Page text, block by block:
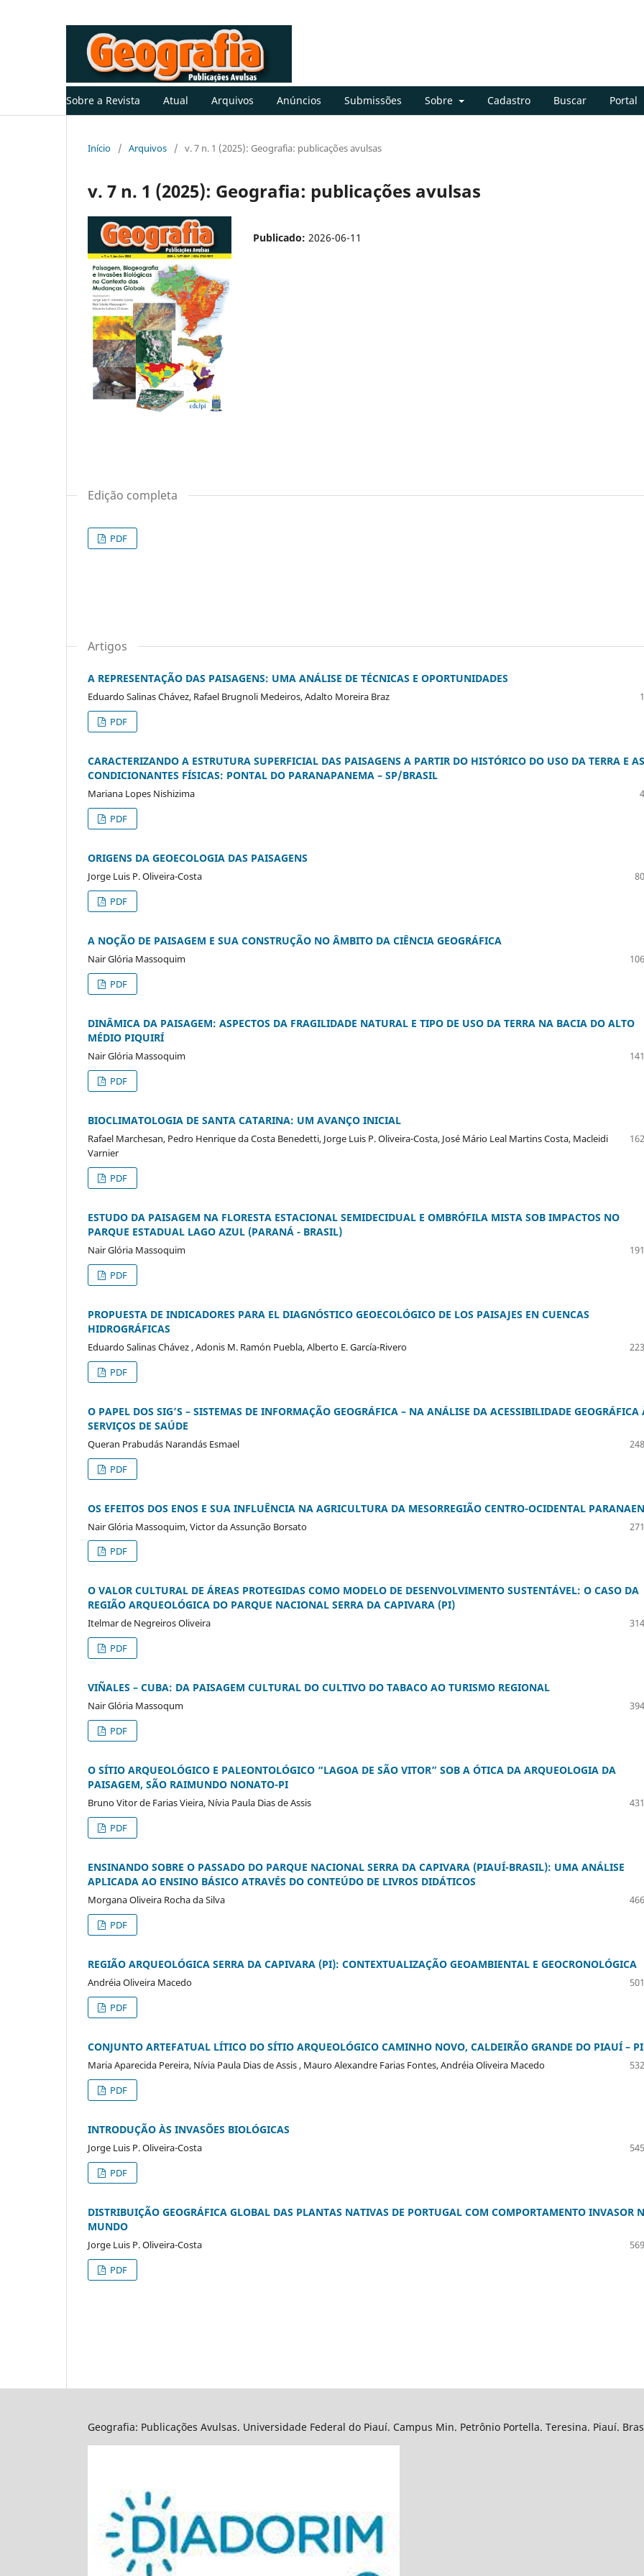
Sobre a Revista Atual Arquivos Anúncios Submissões Sobre Cadastro Buscar Portal
Início / Arquivos / v. 7 n. 1 (2025): Geografia: publicações avulsas
v. 7 n. 1 (2025): Geografia: publicações avulsas
Publicado: 2026-06-11
Edição completa
PDF
Artigos
A REPRESENTAÇÃO DAS PAISAGENS: UMA ANÁLISE DE TÉCNICAS E OPORTUNIDADES
Eduardo Salinas Chávez, Rafael Brugnoli Medeiros, Adalto Moreira Braz
PDF
CARACTERIZANDO A ESTRUTURA SUPERFICIAL DAS PAISAGENS A PARTIR DO HISTÓRICO DO USO DA TERRA E AS
CONDICIONANTES FÍSICAS: PONTAL DO PARANAPANEMA – SP/BRASIL
Mariana Lopes Nishizima
PDF
ORIGENS DA GEOECOLOGIA DAS PAISAGENS
Jorge Luis P. Oliveira-Costa
PDF
A NOÇÃO DE PAISAGEM E SUA CONSTRUÇÃO NO ÂMBITO DA CIÊNCIA GEOGRÁFICA
Nair Glória Massoquim
PDF
DINÂMICA DA PAISAGEM: ASPECTOS DA FRAGILIDADE NATURAL E TIPO DE USO DA TERRA NA BACIA DO ALTO
MÉDIO PIQUIRÍ
Nair Glória Massoquim
PDF
BIOCLIMATOLOGIA DE SANTA CATARINA: UM AVANÇO INICIAL
Rafael Marchesan, Pedro Henrique da Costa Benedetti, Jorge Luis P. Oliveira-Costa, José Mário Leal Martins Costa, Macleidi
Varnier
PDF
ESTUDO DA PAISAGEM NA FLORESTA ESTACIONAL SEMIDECIDUAL E OMBRÓFILA MISTA SOB IMPACTOS NO
PARQUE ESTADUAL LAGO AZUL (PARANÁ - BRASIL)
Nair Glória Massoquim
PDF
PROPUESTA DE INDICADORES PARA EL DIAGNÓSTICO GEOECOLÓGICO DE LOS PAISAJES EN CUENCAS
HIDROGRÁFICAS
Eduardo Salinas Chávez , Adonis M. Ramón Puebla, Alberto E. García-Rivero
PDF
O PAPEL DOS SIG’S – SISTEMAS DE INFORMAÇÃO GEOGRÁFICA – NA ANÁLISE DA ACESSIBILIDADE GEOGRÁFICA
SERVIÇOS DE SAÚDE
Queran Prabudás Narandás Esmael
PDF
OS EFEITOS DOS ENOS E SUA INFLUÊNCIA NA AGRICULTURA DA MESORREGIÃO CENTRO-OCIDENTAL
Nair Glória Massoquim, Victor da Assunção Borsato
PDF
O VALOR CULTURAL DE ÁREAS PROTEGIDAS COMO MODELO DE DESENVOLVIMENTO SUSTENTÁVEL: O CASO DA
REGIÃO ARQUEOLÓGICA DO PARQUE NACIONAL SERRA DA CAPIVARA (PI)
Itelmar de Negreiros Oliveira
PDF
VIÑALES – CUBA: DA PAISAGEM CULTURAL DO CULTIVO DO TABACO AO TURISMO REGIONAL
Nair Glória Massoqum
PDF
O SÍTIO ARQUEOLÓGICO E PALEONTOLÓGICO “LAGOA DE SÃO VITOR” SOB A ÓTICA DA ARQUEOLOGIA DA
PAISAGEM, SÃO RAIMUNDO NONATO-PI
Bruno Vitor de Farias Vieira, Nívia Paula Dias de Assis
PDF
ENSINANDO SOBRE O PASSADO DO PARQUE NACIONAL SERRA DA CAPIVARA (PIAUÍ-BRASIL): UMA ANÁLISE
APLICADA AO ENSINO BÁSICO ATRAVÉS DO CONTEÚDO DE LIVROS DIDÁTICOS
Morgana Oliveira Rocha da Silva
PDF
REGIÃO ARQUEOLÓGICA SERRA DA CAPIVARA (PI): CONTEXTUALIZAÇÃO GEOAMBIENTAL E GEOCRONOLÓGICA
Andréia Oliveira Macedo
PDF
CONJUNTO ARTEFATUAL LÍTICO DO SÍTIO ARQUEOLÓGICO CAMINHO NOVO, CALDEIRÃO GRANDE DO PIAUÍ – PI
Maria Aparecida Pereira, Nívia Paula Dias de Assis , Mauro Alexandre Farias Fontes, Andréia Oliveira Macedo
PDF
INTRODUÇÃO ÀS INVASÕES BIOLÓGICAS
Jorge Luis P. Oliveira-Costa
PDF
DISTRIBUIÇÃO GEOGRÁFICA GLOBAL DAS PLANTAS NATIVAS DE PORTUGAL COM COMPORTAMENTO INVASOR
MUNDO
Jorge Luis P. Oliveira-Costa
PDF
Geografia: Publicações Avulsas. Universidade Federal do Piauí. Campus Min. Petrônio Portella. Teresina. Piauí.